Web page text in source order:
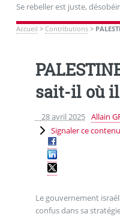
Se rebeller est juste,
Accueil > Contributions>
sait-il où il
28 avril 2025 Allain
Signaler ce
Le gouvernement
confus dans sa